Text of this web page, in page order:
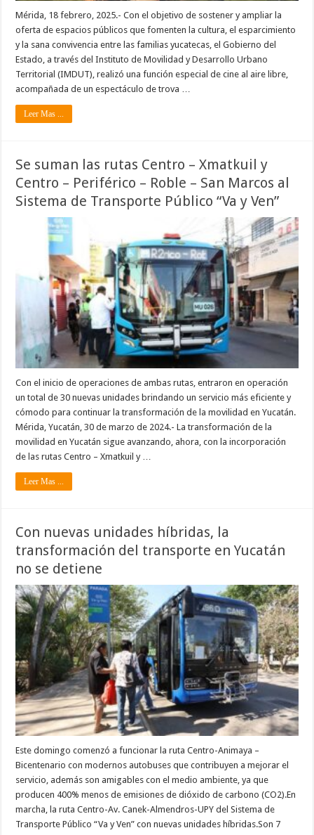
Mérida, 18 febrero, 2025.- Con el objetivo de sostener y ampliar la
oferta de espacios públicos que fomenten la cultura, el esparcimiento
y la sana convivencia entre las familias yucatecas, el Gobierno del
Estado, a través del Instituto de Movilidad y Desarrollo Urbano
Territorial (IMDUT), realizó una función especial de cine al aire libre,
acompañada de un espectáculo de trova …
Leer Mas ...
Se suman las rutas Centro – Xmatkuil y
Centro – Periférico – Roble – San Marcos al
Sistema de Transporte Público “Va y Ven”
Con el inicio de operaciones de ambas rutas, entraron en operación
un total de 30 nuevas unidades brindando un servicio más eficiente y
cómodo para continuar la transformación de la movilidad en Yucatán.
Mérida, Yucatán, 30 de marzo de 2024.- La transformación de la
movilidad en Yucatán sigue avanzando, ahora, con la incorporación
de las rutas Centro – Xmatkuil y …
Leer Mas ...
Con nuevas unidades híbridas, la
transformación del transporte en Yucatán
no se detiene
Este domingo comenzó a funcionar la ruta Centro-Animaya –
Bicentenario con modernos autobuses que contribuyen a mejorar el
servicio, además son amigables con el medio ambiente, ya que
producen 400% menos de emisiones de dióxido de carbono (CO2).En
marcha, la ruta Centro-Av. Canek-Almendros-UPY del Sistema de
Transporte Público “Va y Ven” con nuevas unidades híbridas.Son 7